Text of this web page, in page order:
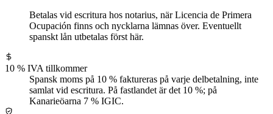
Betalas vid escritura hos notarius, när Licencia de Primera
Ocupación finns och nycklarna lämnas över. Eventuellt
spanskt lån utbetalas först här.
10 % IVA tillkommer
Spansk moms på 10 % faktureras på varje delbetalning, inte
samlat vid escritura. På fastlandet är det 10 %; på
Kanarieöarna 7 % IGIC.